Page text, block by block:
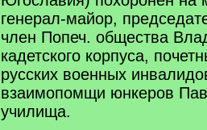
генерал-майор,
член Попеч. общества
кадетского корпуса,
русских военных
взаимопомщи юнкеров
училища.